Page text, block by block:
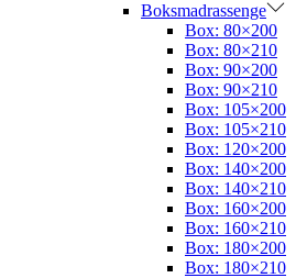
Boksmadrassenge
Box: 80×200
Box: 80×210
Box: 90×200
Box: 90×210
Box: 105×200
Box: 105×210
Box: 120×200
Box: 140×200
Box: 140×210
Box: 160×200
Box: 160×210
Box: 180×200
Box: 180×210